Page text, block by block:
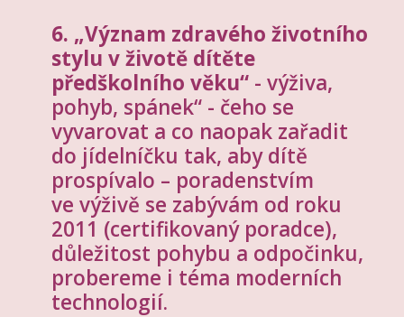
6. „Význam zdravého životního
stylu v životě dítěte
předškolního věku“ - výživa,
pohyb, spánek“ - čeho se
vyvarovat a co naopak zařadit
do jídelníčku tak, aby dítě
prospívalo – poradenstvím
ve výživě se zabývám od roku
2011 (certifikovaný poradce),
důležitost pohybu a odpočinku,
probereme i téma moderních
technologií.